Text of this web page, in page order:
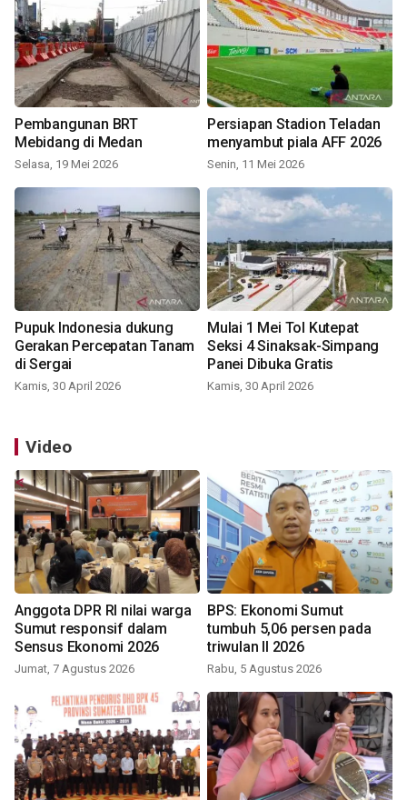
Pembangunan BRT
Mebidang di Medan
Selasa, 19 Mei 2026
Persiapan Stadion Teladan
menyambut piala AFF 2026
Senin, 11 Mei 2026
Pupuk Indonesia dukung
Gerakan Percepatan Tanam
di Sergai
Kamis, 30 April 2026
Mulai 1 Mei Tol Kutepat
Seksi 4 Sinaksak-Simpang
Panei Dibuka Gratis
Kamis, 30 April 2026
Video
Anggota DPR RI nilai warga
Sumut responsif dalam
Sensus Ekonomi 2026
Jumat, 7 Agustus 2026
BPS: Ekonomi Sumut
tumbuh 5,06 persen pada
triwulan II 2026
Rabu, 5 Agustus 2026